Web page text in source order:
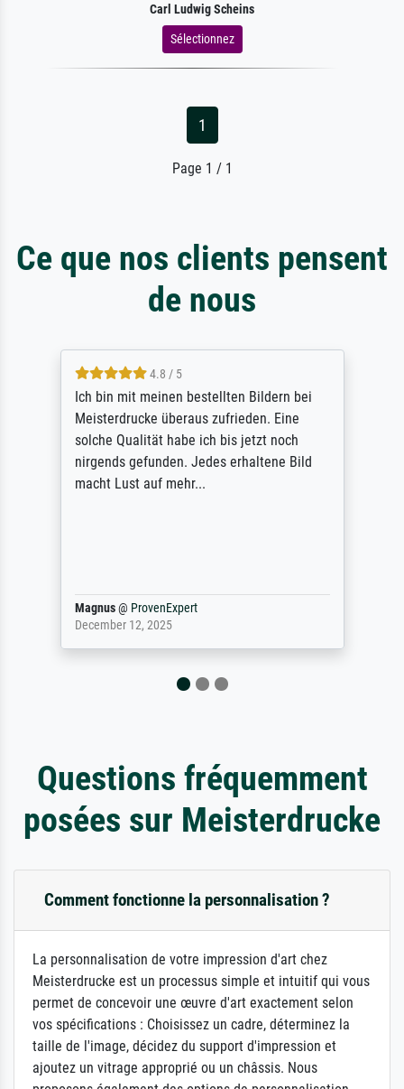
Carl Ludwig Scheins
Sélectionnez
1
Page 1 / 1
Ce que nos clients pensent
de nous
4.8 / 5
Ich bin mit meinen bestellten Bildern bei
Meisterdrucke überaus zufrieden. Eine
solche Qualität habe ich bis jetzt noch
nirgends gefunden. Jedes erhaltene Bild
macht Lust auf mehr...
Magnus@ProvenExpert
December 12, 2025
Questions fréquemment
posées sur Meisterdrucke
Comment fonctionne la personnalisation ?
La personnalisation de votre impression d'art chez
Meisterdrucke est un processus simple et intuitif qui vous
permet de concevoir une œuvre d'art exactement selon
vos spécifications : Choisissez un cadre, déterminez la
taille de l'image, décidez du support d'impression et
ajoutez un vitrage approprié ou un châssis. Nous